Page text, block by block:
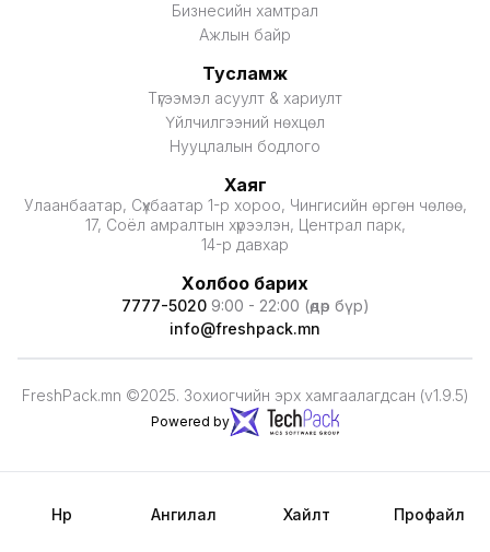
Нүүр Ангилал Хайлт Профайл
Бизнесийн хамтрал
Ажлын байр
Тусламж
Түгээмэл асуулт & хариулт
Үйлчилгээний нөхцөл
Нууцлалын бодлого
Хаяг
Улаанбаатар, Сүхбаатар 1-р хороо, Чингисийн өргөн чөлөө,
17, Соёл амралтын хүрээлэн, Централ парк,
14-р давхар
Холбоо барих
7777-5020 9:00 - 22:00 (өдөр бүр)
info@freshpack.mn
FreshPack.mn ©2025. Зохиогчийн эрх хамгаалагдсан (v1.9.5)
Powered by